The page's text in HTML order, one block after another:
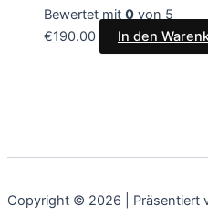
Bewertet mit 0 von 5
€190.00 In den
Copyright © 2026 | Präsentiert